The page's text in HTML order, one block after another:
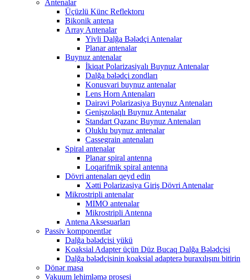
Antenalar
Üçüzlü Künc Reflektoru
Bikonik antena
Array Antenalar
Yivli Dalğa Bələdçi Antenalar
Planar antenalar
Buynuz antenalar
İkiqat Polarizasiyalı Buynuz Antenalar
Dalğa bələdçi zondları
Konusvari buynuz antenalar
Lens Horn Antenaları
Dairəvi Polarizasiya Buynuz Antenaları
Genişzolaqlı Buynuz Antenalar
Standart Qazanc Buynuz Antenaları
Oluklu buynuz antenalar
Cassegrain antenaları
Spiral antenalar
Planar spiral antenna
Loqarifmik spiral antenna
Dövri antenaları qeyd edin
Xətti Polarizasiya Giriş Dövri Antenalar
Mikrostripli antenalar
MIMO antenalar
Mikrostripli Antenna
Antena Aksesuarları
Passiv komponentlər
Dalğa bələdçisi yükü
Koaksial Adapter üçün Düz Bucaq Dalğa Bələdçisi
Dalğa bələdçisinin koaksial adapterə buraxılışını bitirin
Dönər masa
Vakuum lehimləmə prosesi